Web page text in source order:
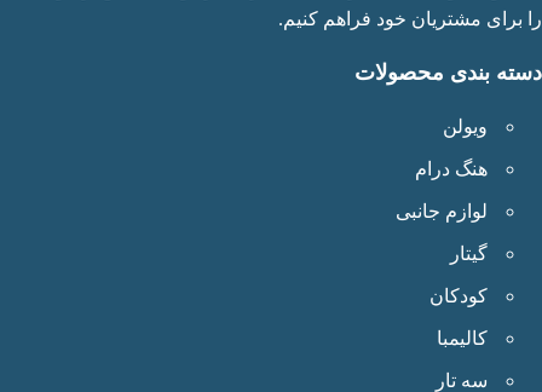
مشتریان خود فراهم کنیم.
بندی محصولات
ویولن
هنگ درام
لوازم جانبی
گیتار
کودکان
کالیمبا
سه تار